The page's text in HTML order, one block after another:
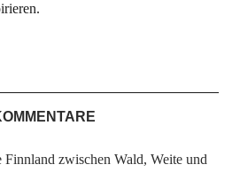
Finnland zwischen Wald, Weite und